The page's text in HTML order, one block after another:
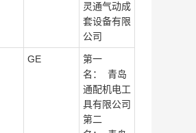
灵通气动成
套设备有限
公司
GE
第一
名： 青岛
通配机电工
具有限公司
第二